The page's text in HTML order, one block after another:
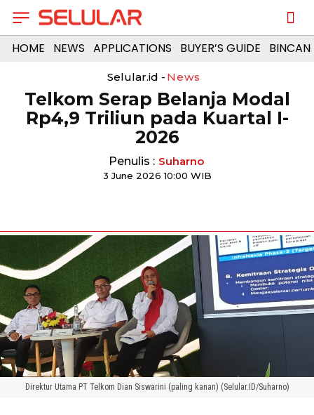
HOME NEWS APPLICATIONS BUYER’S GUIDE
Selular.id - News
Telkom Serap Belanja Modal
Rp4,9 Triliun pada Kuartal I-
2026
Penulis : Suharno
3 June 2026 10:00 WIB
Direktur Utama PT Telkom Dian Siswarini (paling kanan) (Selular.ID/Suharno)